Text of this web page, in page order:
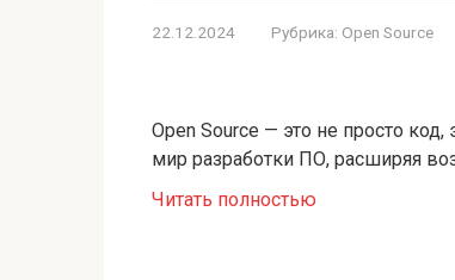
22.12.2024 Рубрика: Open Source
Open Source — это не просто
мир разработки ПО, расширяя
Читать полностью